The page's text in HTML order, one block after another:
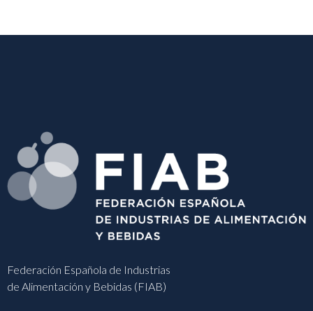
Federación Española de Industrias
de Alimentación y Bebidas (FIAB)